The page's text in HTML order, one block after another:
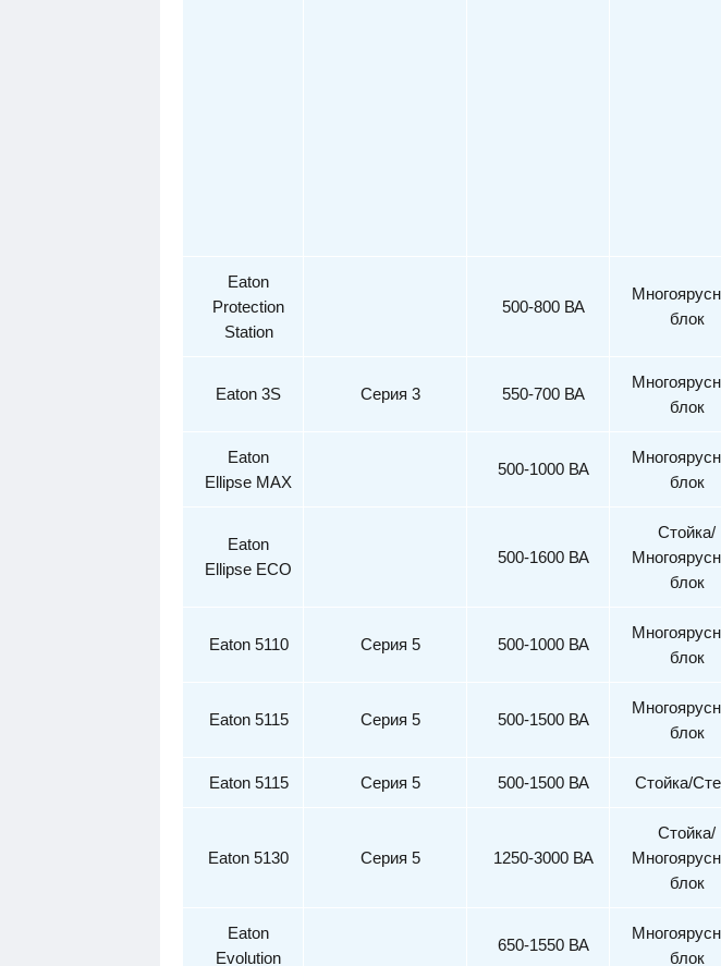
Eaton
Protection
Station
500-800 ВА
блок
Eaton 3S Серия 3 550-700 ВА
блок
Eaton
Ellipse MAX
500-1000 ВА
блок
Eaton
Ellipse ECO
500-1600 ВА
Стойка/
блок
Eaton 5110 Серия 5 500-1000 ВА
блок
Eaton 5115 Серия 5 500-1500 ВА
блок
Eaton 5115 Серия 5 500-1500 ВА Стойка/
Eaton 5130 Серия 5 1250-3000 ВА
Стойка/
блок
Eaton
Evolution
650-1550 ВА
блок